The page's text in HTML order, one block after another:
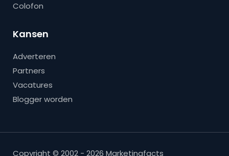
Colofon
Kansen
Adverteren
Partners
Vacatures
Blogger worden
Copyright © 2002 - 2026 Marketingfacts